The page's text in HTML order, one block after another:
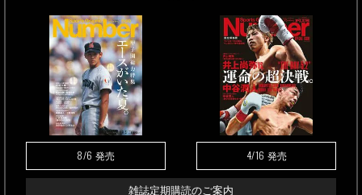
8/6 発売 4/16 発売
雑誌定期購読のご案内